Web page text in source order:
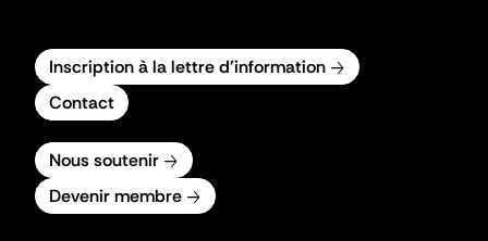
Inscription à la lettre d'information
Contact
Nous soutenir
Devenir membre